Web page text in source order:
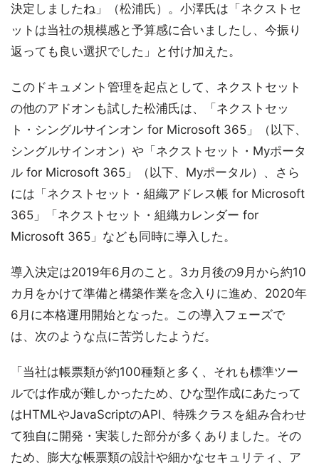
決定しましたね」（松浦氏）。小澤氏は「ネクストセ
ットは当社の規模感と予算感に合いましたし、今振り
返っても良い選択でした」と付け加えた。
このドキュメント管理を起点として、ネクストセット
の他のアドオンも試した松浦氏は、「ネクストセッ
ト・シングルサインオン for Microsoft 365」（以下、
シングルサインオン）や「ネクストセット・Myポータ
ル for Microsoft 365」（以下、Myポータル）、さら
には「ネクストセット・組織アドレス帳 for Microsoft
365」「ネクストセット・組織カレンダー for
Microsoft 365」なども同時に導入した。
導入決定は2019年6月のこと。3カ月後の9月から約10
カ月をかけて準備と構築作業を念入りに進め、2020年
6月に本格運用開始となった。この導入フェーズで
は、次のような点に苦労したようだ。
「当社は帳票類が約100種類と多く、それも標準ツー
ルでは作成が難しかったため、ひな型作成にあたって
はHTMLやJavaScriptのAPI、特殊クラスを組み合わせ
て独自に開発・実装した部分が多くありました。その
ため、膨大な帳票類の設計や細かなセキュリティ、ア